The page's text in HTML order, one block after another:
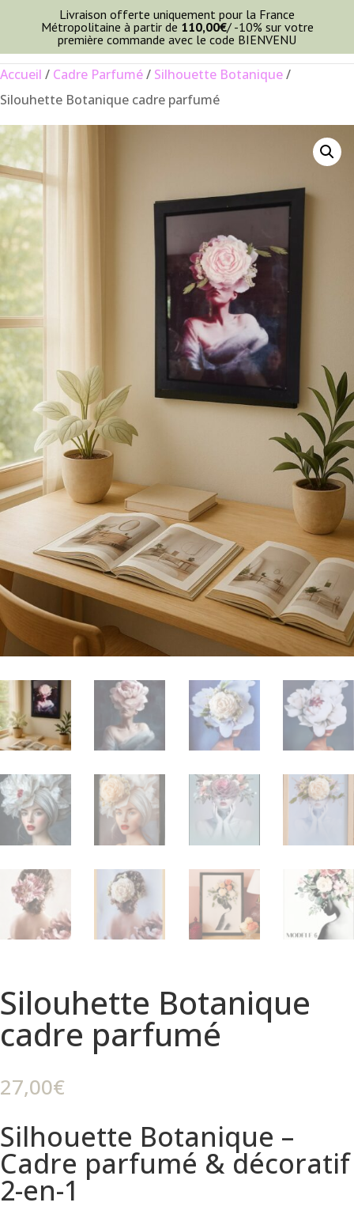
Accueil / Cadre Parfumé/ Silhouette Botanique/
Silouhette Botanique cadre parfumé
Silouhette Botanique
cadre parfumé
27,00€
Silhouette Botanique –
Cadre parfumé & décoratif
2-en-1
Livraison offerte uniquement pour la France
Métropolitaine à partir de 110,00€/ -10% sur votre
première commande avec le code BIENVENU